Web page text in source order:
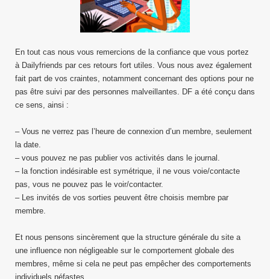
En tout cas nous vous remercions de la confiance que vous portez
à Dailyfriends par ces retours fort utiles. Vous nous avez également
fait part de vos craintes, notamment concernant des options pour ne
pas être suivi par des personnes malveillantes. DF a été conçu dans
ce sens, ainsi :
– Vous ne verrez pas l’heure de connexion d’un membre, seulement
la date.
– vous pouvez ne pas publier vos activités dans le journal.
– la fonction indésirable est symétrique, il ne vous voie/contacte
pas, vous ne pouvez pas le voir/contacter.
– Les invités de vos sorties peuvent être choisis membre par
membre.
Et nous pensons sincèrement que la structure générale du site a
une influence non négligeable sur le comportement globale des
membres, même si cela ne peut pas empêcher des comportements
individuels néfastes.